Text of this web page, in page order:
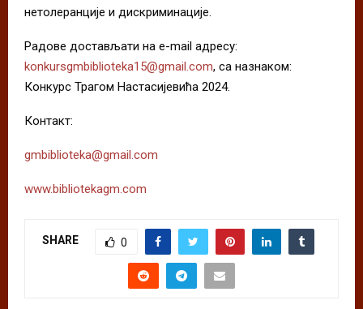
нетолеранције и дискриминације.
Радове достављати на e-mail адресу:
konkursgmbiblioteka15@gmail.com, са назнаком:
Конкурс Трагом Настасијевића 2024.
Контакт:
gmbiblioteka@gmail.com
www.bibliotekagm.com
SHARE 0